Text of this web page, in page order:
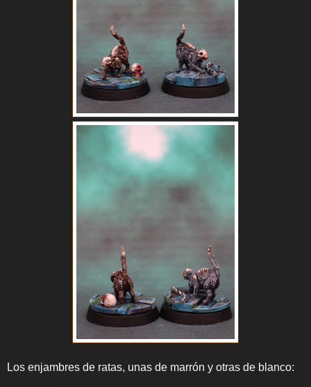
Los enjambres de ratas, unas de marrón y otras de blanco: